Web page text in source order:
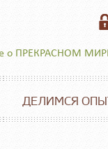
о ПРЕКРАСНОМ
ДЕЛИМСЯ